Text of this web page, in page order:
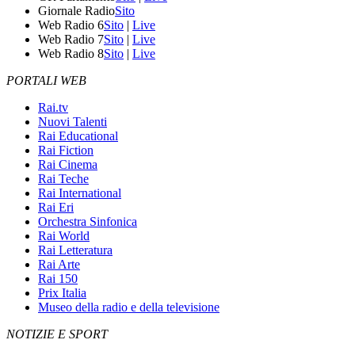
Giornale RadioSito
Web Radio 6Sito | Live
Web Radio 7Sito | Live
Web Radio 8Sito | Live
PORTALI WEB
Rai.tv
Nuovi Talenti
Rai Educational
Rai Fiction
Rai Cinema
Rai Teche
Rai International
Rai Eri
Orchestra Sinfonica
Rai World
Rai Letteratura
Rai Arte
Rai 150
Prix Italia
Museo della radio e della televisione
NOTIZIE E SPORT